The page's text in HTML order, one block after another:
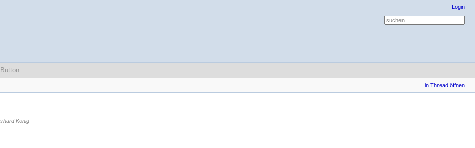
Login
in Thread öffnen
König